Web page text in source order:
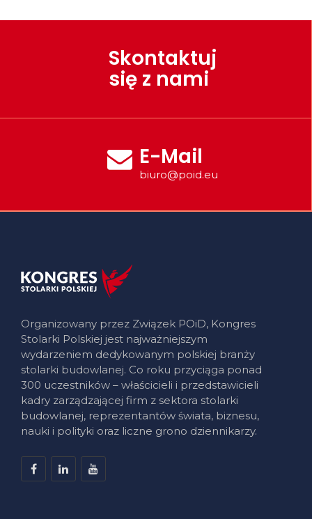
Skontaktuj
się z nami
E-Mail
biuro@poid.eu
Organizowany przez Związek POiD, Kongres
Stolarki Polskiej jest najważniejszym
wydarzeniem dedykowanym polskiej branży
stolarki budowlanej. Co roku przyciąga ponad
300 uczestników – właścicieli i przedstawicieli
kadry zarządzającej firm z sektora stolarki
budowlanej, reprezentantów świata, biznesu,
nauki i polityki oraz liczne grono dziennikarzy.